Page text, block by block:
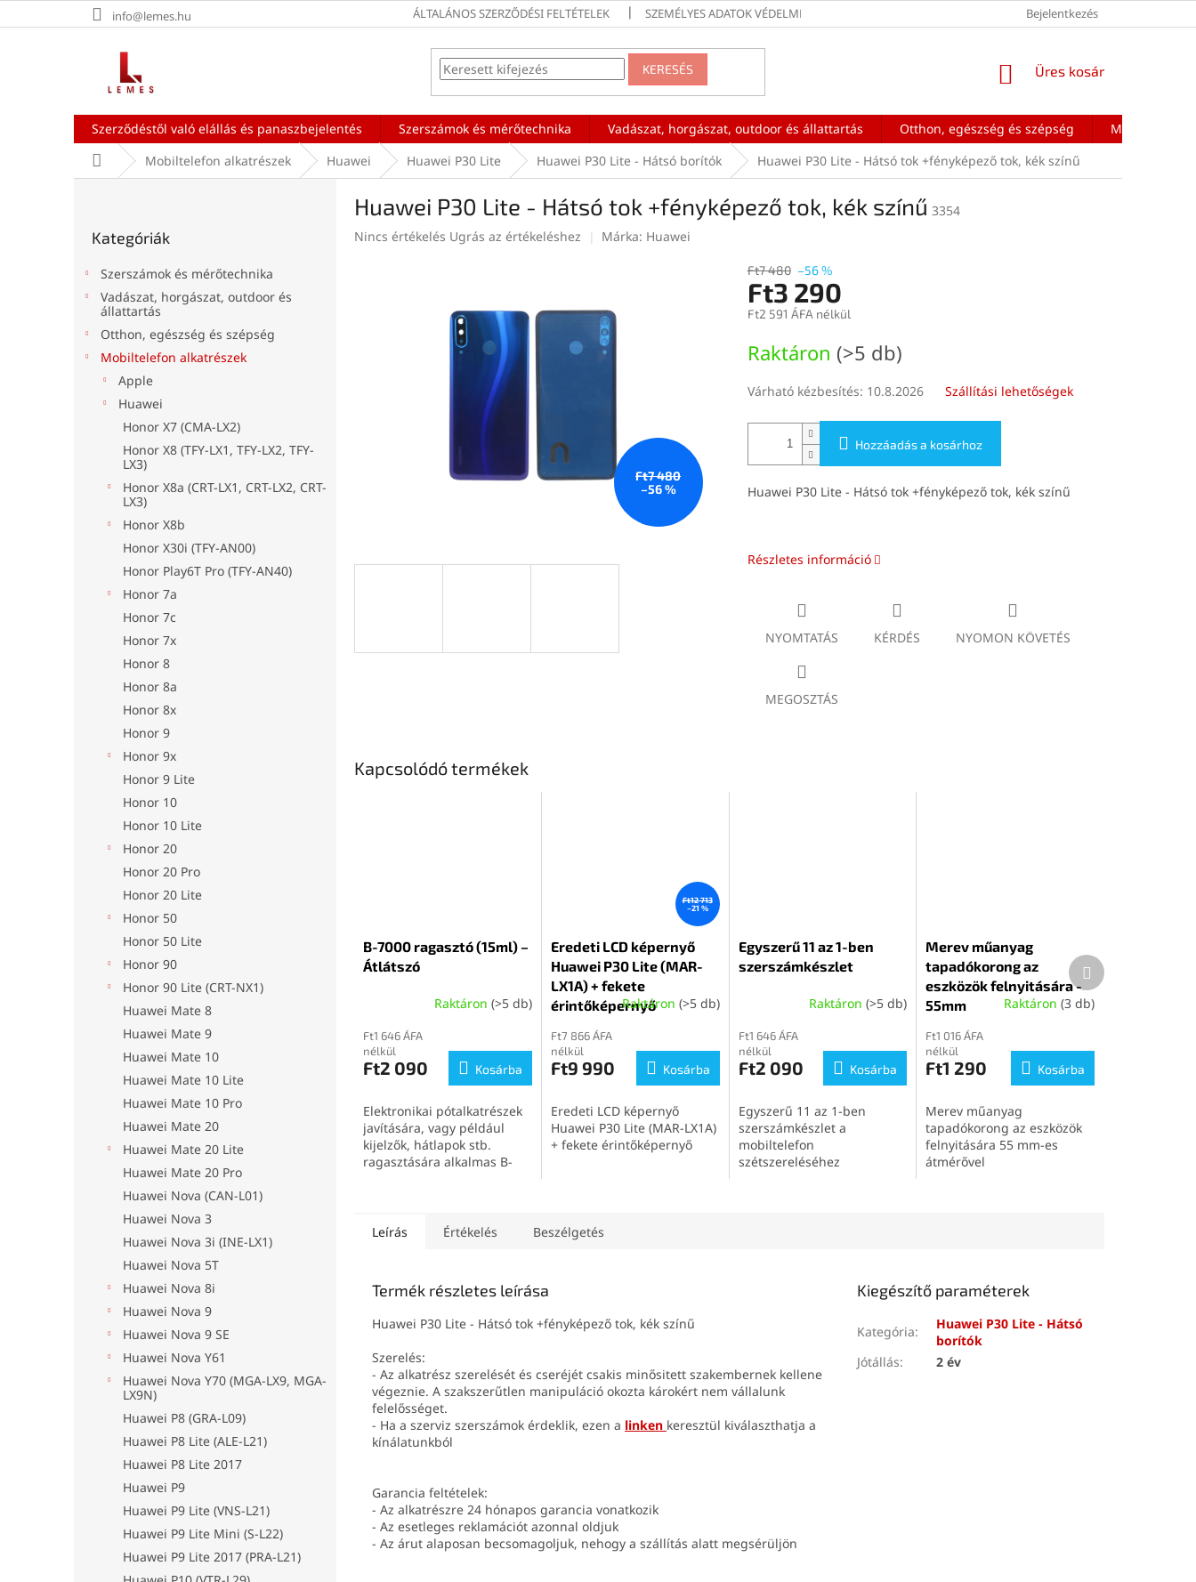
a
info@lemes.hu ÁLTALÁNOS SZERZŐDÉSI FELTÉTELEK SZEMÉLYES ADATOK VÉDELMÉNEK FELTÉTELEI Bejelentkezés
KERESÉS KOSÁR
Üres kosár
Szerződéstől való elállás és panaszbejelentés Szerszámok és mérőtechnika Vadászat, horgászat, outdoor és állattartás Otthon, egészség és szépség
Mobiltelefon
KezdőlapMobiltelefon alkatrészek Huawei Huawei P30 Lite Huawei P30 Lite - Hátsó borítók Huawei P30 Lite - Hátsó tok +fényképező tok, kék színű
átugrása
Kategóriák
Szerszámok és mérőtechnika
Vadászat, horgászat, outdoor és
állattartás
Otthon, egészség és szépség
Mobiltelefon alkatrészek
Apple
Huawei
Honor X7 (CMA-LX2)
Honor X8 (TFY-LX1, TFY-LX2, TFY-
LX3)
Honor X8a (CRT-LX1, CRT-LX2, CRT-
LX3)
Honor X8b
Honor X30i (TFY-AN00)
Honor Play6T Pro (TFY-AN40)
Honor 7a
Honor 7c
Honor 7x
Honor 8
Honor 8a
Honor 8x
Honor 9
Honor 9x
Honor 9 Lite
Honor 10
Honor 10 Lite
Honor 20
Honor 20 Pro
Honor 20 Lite
Honor 50
Honor 50 Lite
Honor 90
Honor 90 Lite (CRT-NX1)
Huawei Mate 8
Huawei Mate 9
Huawei Mate 10
Huawei Mate 10 Lite
Huawei Mate 10 Pro
Huawei Mate 20
Huawei Mate 20 Lite
Huawei Mate 20 Pro
Huawei Nova (CAN-L01)
Huawei Nova 3
Huawei Nova 3i (INE-LX1)
Huawei Nova 5T
Huawei Nova 8i
Huawei Nova 9
Huawei Nova 9 SE
Huawei Nova Y61
Huawei Nova Y70 (MGA-LX9, MGA-
LX9N)
Huawei P8 (GRA-L09)
Huawei P8 Lite (ALE-L21)
Huawei P8 Lite 2017
Huawei P9
Huawei P9 Lite (VNS-L21)
Huawei P9 Lite Mini (S-L22)
Huawei P9 Lite 2017 (PRA-L21)
Huawei P30 Lite - Hátsó tok +fényképező tok, kék színű 3354
A
Nincs értékelés Ugrás az értékeléshez Márka: Huawei
Ft7 480
–56 %
Ft7 480 –56 %
Ft3 290
Ft2 591 ÁFA nélkül
Raktáron (>5 db)
Várható kézbesítés: 10.8.2026 Szállítási lehetőségek
Hozzáadás a kosárhoz
Huawei P30 Lite - Hátsó tok +fényképező tok, kék színű
Részletes információ
NYOMTATÁS KÉRDÉS NYOMON KÖVETÉS
MEGOSZTÁS
Kapcsolódó termékek
B-7000 ragasztó (15ml) –
Átlátszó
Raktáron (>5 db)
Ft1 646 ÁFA
nélkül
Ft2 090 Kosárba
Elektronikai pótalkatrészek
javítására, vagy például
kijelzők, hátlapok stb.
ragasztására alkalmas B-
Ft12 713
–21 %
Eredeti LCD képernyő
Huawei P30 Lite (MAR-
LX1A) + fekete
érintőképernyő
Raktáron (>5 db)
Ft7 866 ÁFA
nélkül
Ft9 990 Kosárba
Eredeti LCD képernyő
Huawei P30 Lite (MAR-LX1A)
+ fekete érintőképernyő
Egyszerű 11 az 1-ben
szerszámkészlet
Raktáron(>5 db)
Ft1 646 ÁFA
nélkül
Ft2 090 Kosárba
Egyszerű 11 az 1-ben
szerszámkészlet a
mobiltelefon
szétszereléséhez
Merev műanyag
tapadókorong az
eszközök felnyitására -
55mm
Raktáron (3 db)
Ft1 016 ÁFA
nélkül
Ft1 290 Kosárba
Merev műanyag
tapadókorong az eszközök
felnyitására 55 mm-es
átmérővel
Következő
termék
Leírás Értékelés Beszélgetés
Termék részletes leírása
Huawei P30 Lite - Hátsó tok +fényképező tok, kék színű
Szerelés:
- Az alkatrész szerelését és cseréjét csakis minősitett szakembernek kellene
végeznie. A szakszerűtlen manipuláció okozta károkért nem vállalunk
felelősséget.
- Ha a szerviz szerszámok érdeklik, ezen a linken keresztül kiválaszthatja a
kínálatunkból
Garancia feltételek:
- Az alkatrészre 24 hónapos garancia vonatkozik
- Az esetleges reklamációt azonnal oldjuk
- Az árut alaposan becsomagoljuk, nehogy a szállítás alatt megsérüljön
Kiegészítő paraméterek
Kategória:
Huawei P30 Lite - Hátsó
borítók
Jótállás: 2 év